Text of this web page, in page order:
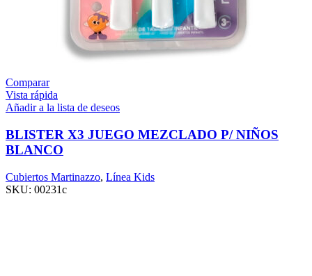
Comparar
Vista rápida
Añadir a la lista de deseos
BLISTER X3 JUEGO MEZCLADO P/ NIÑOS
BLANCO
Cubiertos Martinazzo, Línea Kids
SKU: 00231c